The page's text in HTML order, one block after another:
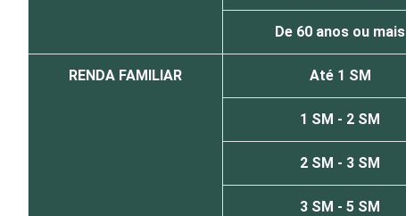
De 60 anos ou mais
RENDA FAMILIAR Até 1 SM
1 SM - 2 SM
2 SM - 3 SM
3 SM - 5 SM